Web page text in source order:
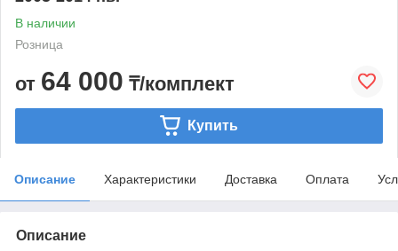
В наличии
Розница
от 64 000 ₸/комплект
Купить
Описание Характеристики Доставка Оплата
Описание